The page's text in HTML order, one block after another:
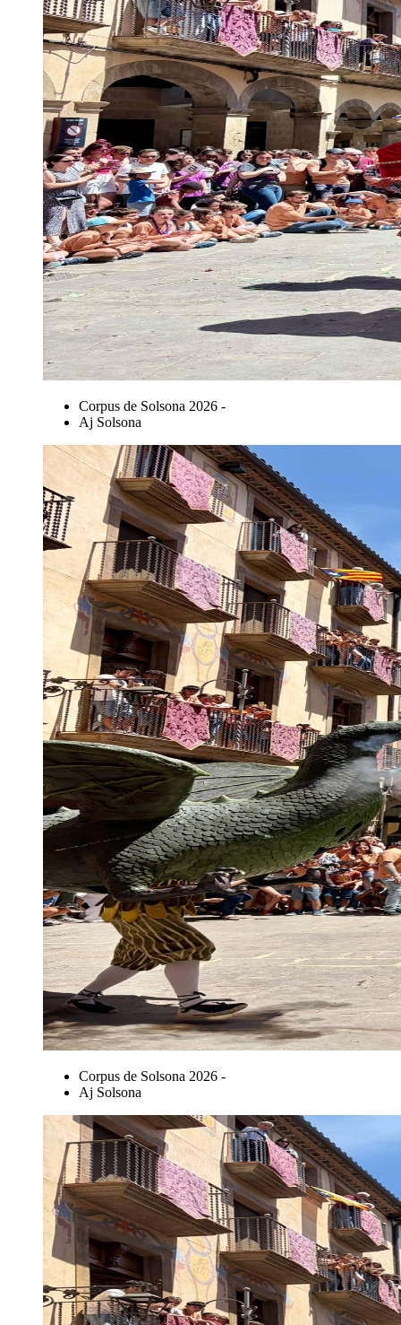
Corpus de Solsona 2026 -
Aj Solsona
Corpus de Solsona 2026 -
Aj Solsona